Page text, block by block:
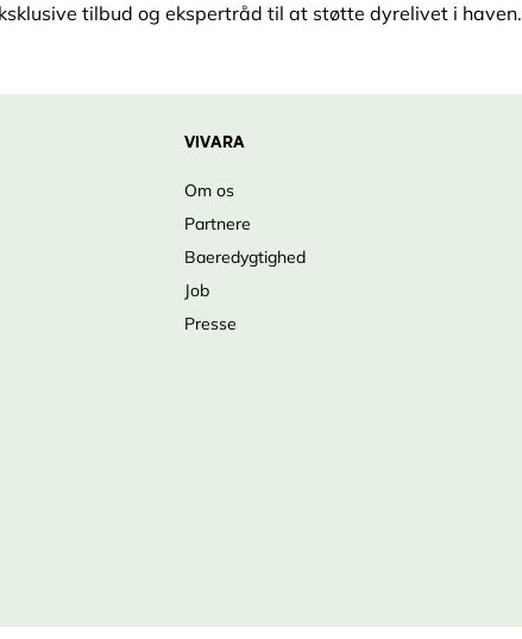
tilbud og ekspertråd til at støtte dyrelivet i haven.
VIVARA
Om os
Partnere
Baeredygtighed
Job
Presse